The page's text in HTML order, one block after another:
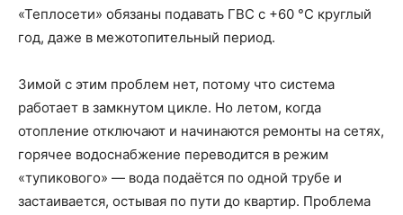
«Теплосети» обязаны подавать ГВС с +60 °C круглый
год, даже в межотопительный период.
Зимой с этим проблем нет, потому что система
работает в замкнутом цикле. Но летом, когда
отопление отключают и начинаются ремонты на сетях,
горячее водоснабжение переводится в режим
«тупикового» — вода подаётся по одной трубе и
застаивается, остывая по пути до квартир. Проблема